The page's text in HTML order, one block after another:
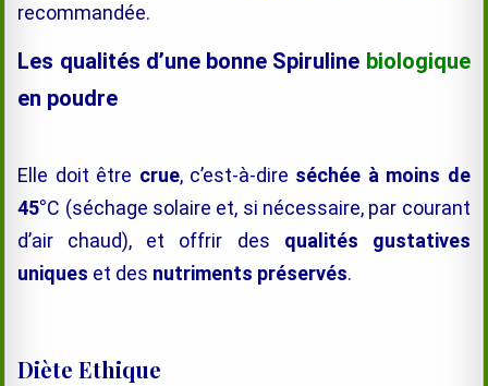
recommandée.
Les qualités d’une bonne Spiruline biologique
en poudre
Elle doit être crue, c’est-à-dire séchée à moins de
45°C (séchage solaire et, si nécessaire, par courant
d’air chaud), et offrir des qualités gustatives
uniques et des nutriments préservés.
Diète Ethique